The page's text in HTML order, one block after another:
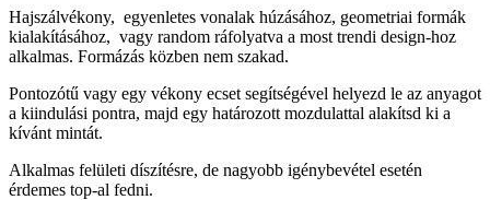
Hajszálvékony, egyenletes vonalak húzásához, geometriai formák
kialakításához, vagy random ráfolyatva a most trendi design-hoz
alkalmas. Formázás közben nem szakad.
Pontozótű vagy egy vékony ecset segítségével helyezd le az anyagot
a kiindulási pontra, majd egy határozott mozdulattal alakítsd ki a
kívánt mintát.
Alkalmas felületi díszítésre, de nagyobb igénybevétel esetén
érdemes top-al fedni.